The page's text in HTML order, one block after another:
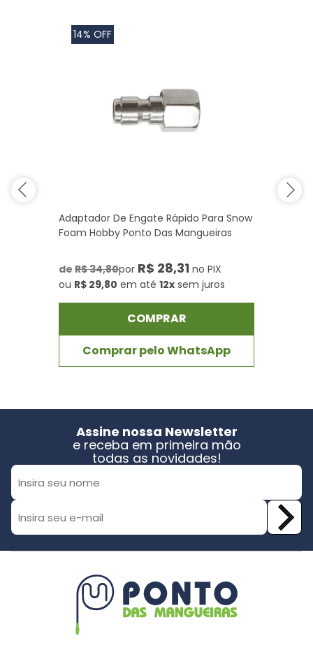
14% OFF
Adaptador De Engate Rápido Para Snow
Foam Hobby Ponto Das Mangueiras
de R$ 34,80por R$ 28,31 no PIX
ou R$ 29,80 em até 12x sem juros
COMPRAR
Comprar pelo WhatsApp
Assine nossa Newsletter
e receba em primeira mão
todas as novidades!